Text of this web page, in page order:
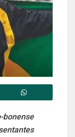
bonense